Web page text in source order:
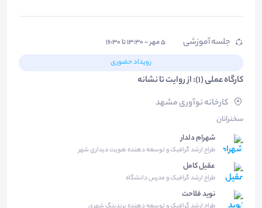
جلسه آموزشی
۵ مهر - ۱۳:۳۰ تا ۱۶:۳۰
رویداد حضوری
کارگاه عملی (1): از روایت تا نشانه
کارخانه نوآوری مشهد
سخنرانان
شهرام دلدار
طراح ارشد گرافیک و توسعه دهنده هویت دیداری شهر
عقیل کامل
طراح ارشد گرافیک و مدرس دانشگاه
نوید فلاحت